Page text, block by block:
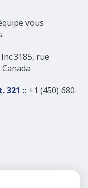
vous
3185, rue
321 :: +1 (450) 680-